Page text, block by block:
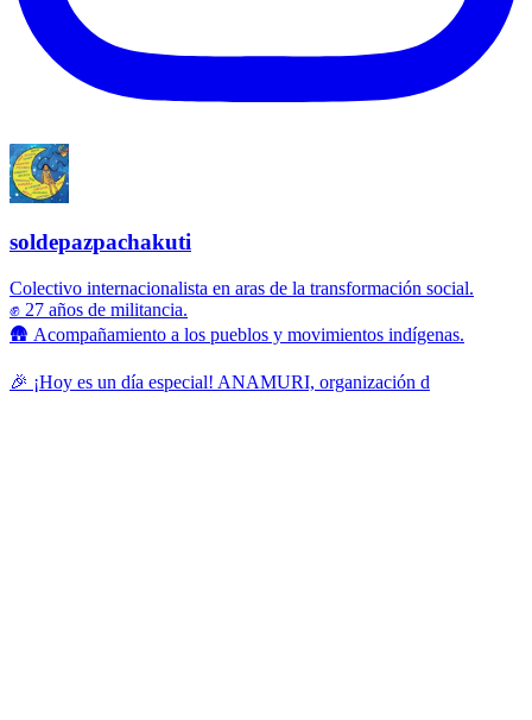
soldepazpachakuti
Colectivo internacionalista en aras de la transformación social.
✊ 27 años de militancia.
🛖 Acompañamiento a los pueblos y movimientos indígenas.
🎉 ¡Hoy es un día especial! ANAMURI, organización d